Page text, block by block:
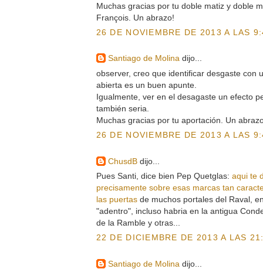
Muchas gracias por tu doble matiz y doble
François. Un abrazo!
26 DE NOVIEMBRE DE 2013 A LAS
Santiago de Molinadijo...
observer, creo que identificar desgaste con
abierta es un buen apunte.
Igualmente, ver en el desagaste un efecto
también seria.
Muchas gracias por tu aportación. Un
26 DE NOVIEMBRE DE 2013 A LAS
ChusdBdijo...
Pues Santi, dice bien Pep Quetglas: aqui te
precisamente sobre esas marcas tan
las puertasde muchos portales del Raval,
"adentro", incluso habria en la antigua
de la Ramble y otras...
22 DE DICIEMBRE DE 2013 A LAS
Santiago de Molina dijo...